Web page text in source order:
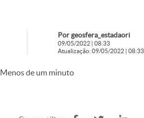
Por geosfera_estadaori
09/05/2022 | 08:33
Atualização: 09/05/2022 | 08:33
Menos de um minuto